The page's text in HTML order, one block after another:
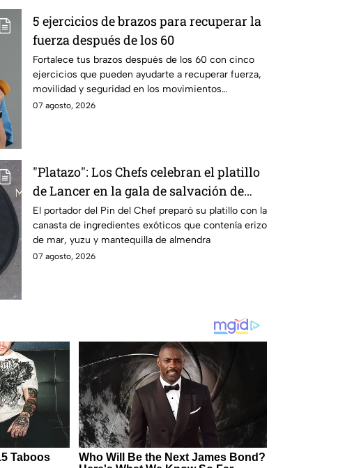
5 ejercicios de brazos para recuperar la
fuerza después de los 60
Fortalece tus brazos después de los 60 con cinco
ejercicios que pueden ayudarte a recuperar fuerza,
movilidad y seguridad en los movimientos
cotidianos.
07 agosto, 2026
"Platazo": Los Chefs celebran el platillo
de Lancer en la gala de salvación de
MasterChef 24/7
El portador del Pin del Chef preparó su platillo con la
canasta de ingredientes exóticos que contenía erizo
de mar, yuzu y mantequilla de almendra
07 agosto, 2026